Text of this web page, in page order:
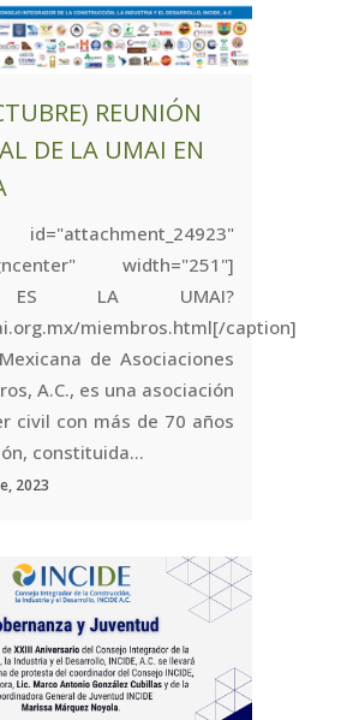
REUNIÓN
DE LA UMAI EN
width="251"]
ES LA UMAI?
miembros.html[/caption]
de Asociaciones
A.C., es una asociación
civil con más de 70 años
constituida...
2023